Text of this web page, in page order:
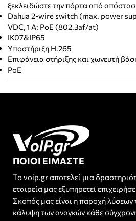
ξεκλειδώστε την πόρτα από
Dahua 2-wire switch (max. power
VDC, 1 A; PoE (802.3af/at)
IK07&IP65
Υποστήριξη H.265
Επιφάνεια στήριξης και χωνευτή
PoE
ΠΟΙΟΙ ΕΙΜΑΣΤΕ
Το voip.gr αποτελεί μια
εταιρεία μας εξυπηρετεί
Σκοπός μας είναι η παροχή λύσεων
κάλυψη των αναγκών κάθε